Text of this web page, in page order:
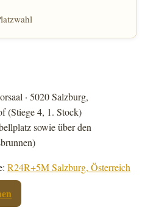
· 5020 Salzburg,
(Stiege 4, 1. Stock)
sowie über den
R24R+5M Salzburg, Österreich